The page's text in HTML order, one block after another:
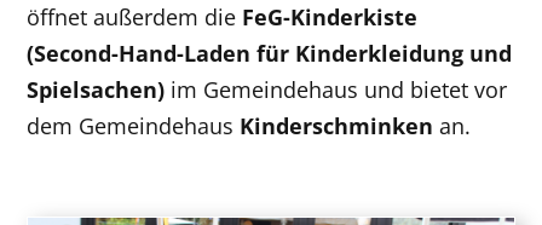
öffnet außerdem die FeG-Kinderkiste
(Second-Hand-Laden für Kinderkleidung und
Spielsachen) im Gemeindehaus und bietet vor
dem Gemeindehaus Kinderschminken an.